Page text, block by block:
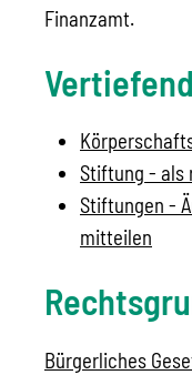
Finanzamt.
Stiftung - als
Stiftungen -
mitteilen
Bürgerliches